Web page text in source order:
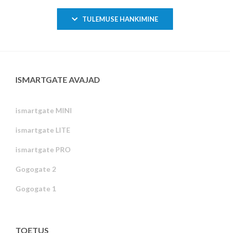
TULEMUSE HANKIMINE
ISMARTGATE AVAJAD
ismartgate MINI
ismartgate LITE
ismartgate PRO
Gogogate 2
Gogogate 1
TOETUS